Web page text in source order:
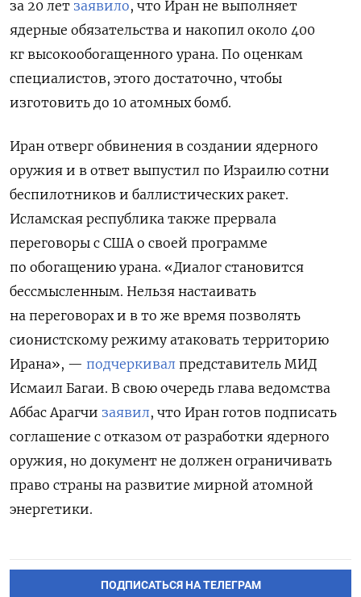
за 20 лет заявило, что Иран не выполняет
ядерные обязательства и накопил около 400
кг высокообогащенного урана. По оценкам
специалистов, этого достаточно, чтобы
изготовить до 10 атомных бомб.
Иран отверг обвинения в создании ядерного
оружия и в ответ выпустил по Израилю сотни
беспилотников и баллистических ракет.
Исламская республика также прервала
переговоры с США о своей программе
по обогащению урана. «Диалог становится
бессмысленным. Нельзя настаивать
на переговорах и в то же время позволять
сионистскому режиму атаковать территорию
Ирана», — подчеркивал представитель МИД
Исмаил Багаи. В свою очередь глава ведомства
Аббас Арагчи заявил, что Иран готов подписать
соглашение с отказом от разработки ядерного
оружия, но документ не должен ограничивать
право страны на развитие мирной атомной
энергетики.
ПОДПИСАТЬСЯ НА ТЕЛЕГРАМ